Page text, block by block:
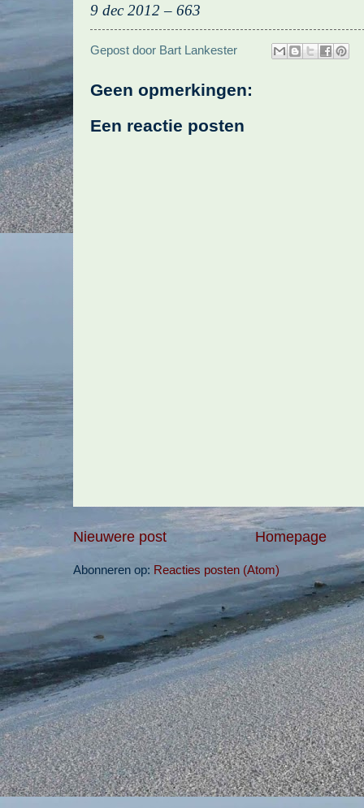
9 dec 2012 – 663
Gepost door Bart Lankester
Geen opmerkingen:
Een reactie posten
Nieuwere post Homepage
Abonneren op: Reacties posten (Atom)